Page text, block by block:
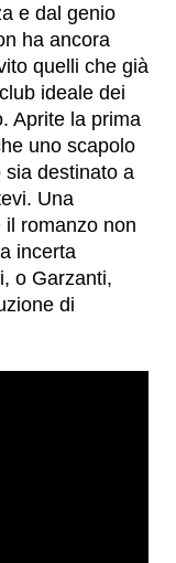
e dal genio
ha ancora
quelli che già
ideale dei
Aprite la prima
uno scapolo
sia destinato a
Una
romanzo non
incerta
o Garzanti,
di